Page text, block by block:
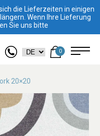
die Lieferzeiten in einigen
Wenn Ihre Lieferung
Sie uns bitte
0
20×20